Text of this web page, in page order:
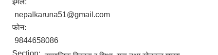
ईमेल:
nepalkaruna51@gmail.com
फोन:
9844658086